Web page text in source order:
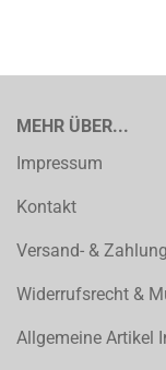
MEHR ÜBER...
Impressum
Kontakt
Versand- &
Widerrufsrecht &
Allgemeine Artikel